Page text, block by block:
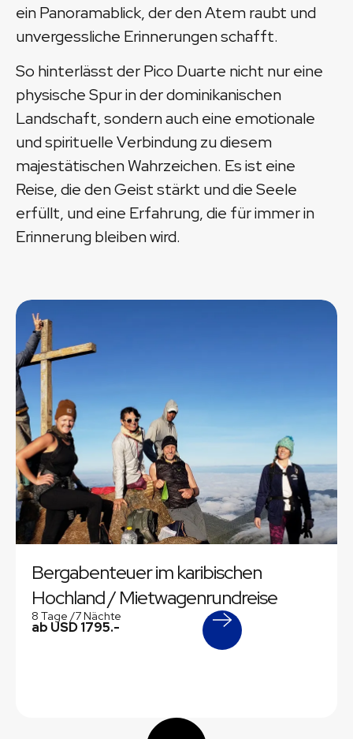
ein Panoramablick, der den Atem raubt und
unvergessliche Erinnerungen schafft.
So hinterlässt der Pico Duarte nicht nur eine
physische Spur in der dominikanischen
Landschaft, sondern auch eine emotionale
und spirituelle Verbindung zu diesem
majestätischen Wahrzeichen. Es ist eine
Reise, die den Geist stärkt und die Seele
erfüllt, und eine Erfahrung, die für immer in
Erinnerung bleiben wird.
Bergabenteuer im karibischen
Hochland / Mietwagenrundreise
8 Tage /7 Nächte
ab USD 1795.-